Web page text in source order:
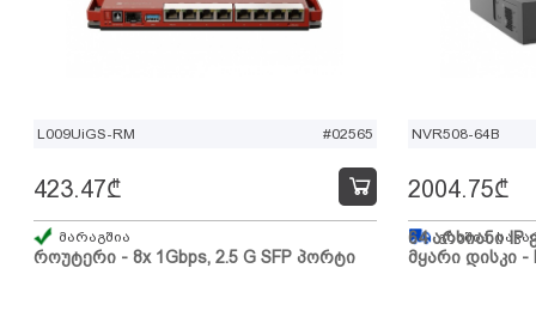
L009UiGS-RM #02565
როუტერი - 8x 1Gbps, 2.5 G SFP პორტი
423.47₾
მარაგშია
NVR508-64B
64 არხიანი IP
მყარი დისკი -
2004.75₾
გზაშია,